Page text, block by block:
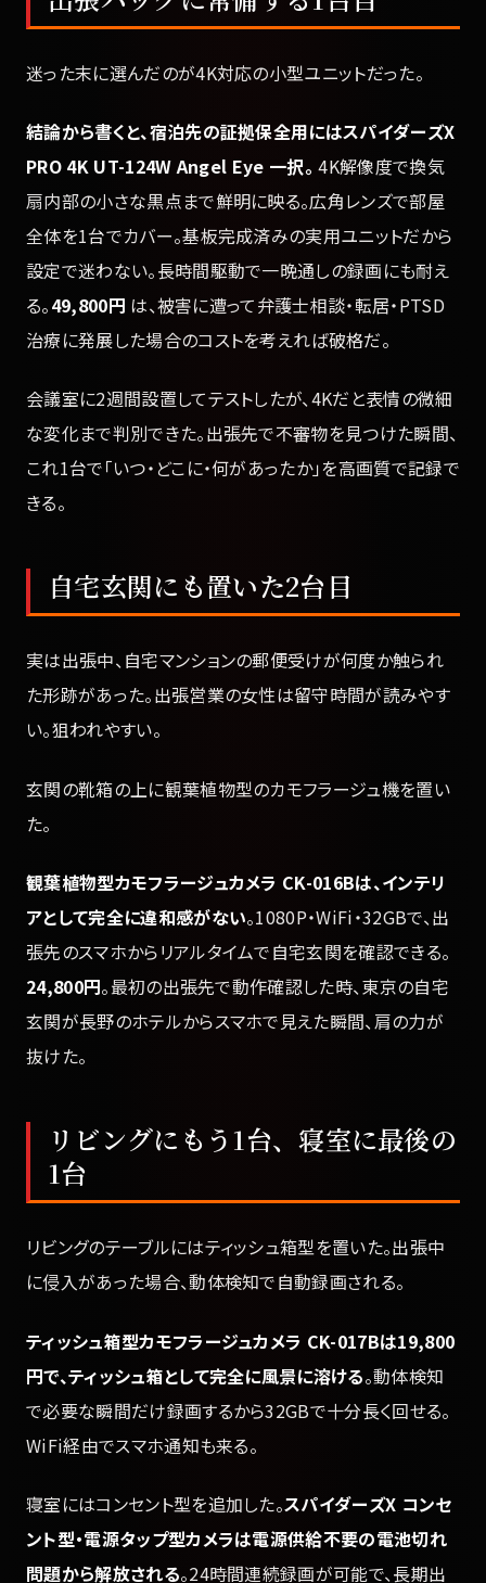
迷った末に選んだのが4K対応の小型ユニットだった。
結論から書くと、宿泊先の証拠保全用にはスパイダーズX
PRO 4K UT-124W Angel Eye 一択。 4K解像度で換気
扇内部の小さな黒点まで鮮明に映る。広角レンズで部屋
全体を1台でカバー。基板完成済みの実用ユニットだから
設定で迷わない。長時間駆動で一晩通しの録画にも耐え
る。49,800円 は、被害に遭って弁護士相談・転居・PTSD
治療に発展した場合のコストを考えれば破格だ。
会議室に2週間設置してテストしたが、4Kだと表情の微細
な変化まで判別できた。出張先で不審物を見つけた瞬間、
これ1台で「いつ・どこに・何があったか」を高画質で記録で
きる。
自宅玄関にも置いた2台目
実は出張中、自宅マンションの郵便受けが何度か触られ
た形跡があった。出張営業の女性は留守時間が読みやす
い。狙われやすい。
玄関の靴箱の上に観葉植物型のカモフラージュ機を置い
た。
観葉植物型カモフラージュカメラ CK-016Bは、インテリ
アとして完全に違和感がない。1080P・WiFi・32GBで、出
張先のスマホからリアルタイムで自宅玄関を確認できる。
24,800円。最初の出張先で動作確認した時、東京の自宅
玄関が長野のホテルからスマホで見えた瞬間、肩の力が
抜けた。
リビングにもう1台、寝室に最後の
1台
リビングのテーブルにはティッシュ箱型を置いた。出張中
に侵入があった場合、動体検知で自動録画される。
ティッシュ箱型カモフラージュカメラ CK-017Bは19,800
円で、ティッシュ箱として完全に風景に溶ける。動体検知
で必要な瞬間だけ録画するから32GBで十分長く回せる。
WiFi経由でスマホ通知も来る。
寝室にはコンセント型を追加した。スパイダーズX コンセ
ント型・電源タップ型カメラは電源供給不要の電池切れ
問題から解放される。24時間連続録画が可能で、長期出